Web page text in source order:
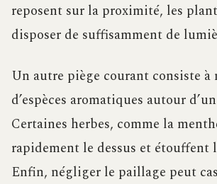
reposent sur la proximité, les
disposer de suffisamment de
Un autre piège courant consiste à
d’espèces aromatiques autour
Certaines herbes, comme la
rapidement le dessus et étouffent
Enfin, négliger le paillage peut